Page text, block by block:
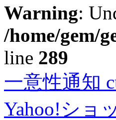
Warning:
/home/gem/
line 289
一意性通知
Yahoo!ショ